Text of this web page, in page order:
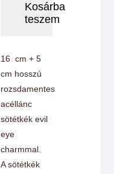
karlánc
Kosárba
teszem
16 cm + 5
cm hosszú
rozsdamentes
acéllánc
sötétkék evil
eye
charmmal.
A sötétkék